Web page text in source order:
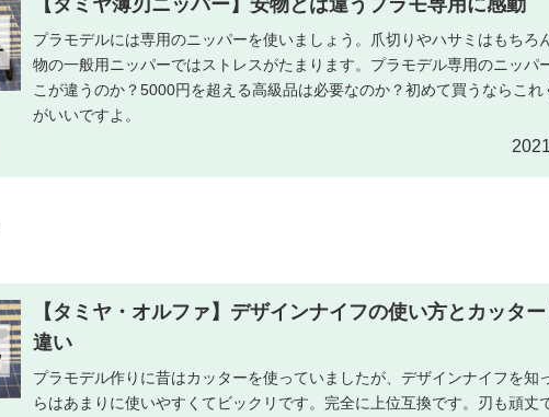
プラモデルには専用のニッパーを使いましょう。爪切りやハサミはもちろ
物の一般用ニッパーではストレスがたまります。プラモデル専用のニッパ
こが違うのか？5000円を超える高級品は必要なのか？初めて買うならこれ
がいいですよ。
【タミヤ・オルファ】デザインナイフの使い方とカッタ
違い
プラモデル作りに昔はカッターを使っていましたが、デザインナイフを知
らはあまりに使いやすくてビックリです。完全に上位互換です。刃も頑丈